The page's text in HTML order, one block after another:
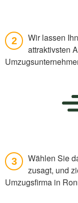
2
Wir lassen
attraktivsten
3
Wählen Sie
zusagt, und
Umzugsfirma in